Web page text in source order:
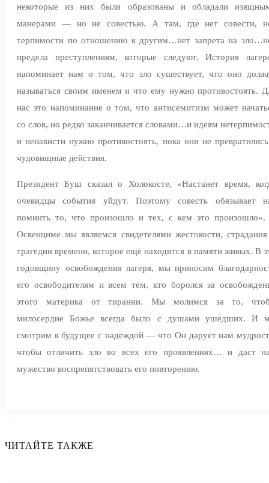
некоторые из них были образованы и обладали
манерами — но не совестью. А там, где нет совести,
терпимости по отношению к другим…нет запрета на
предела преступлениям, которые следуют. История
напоминает нам о том, что зло существует, что оно
называться своим именем и что ему нужно противостоять.
нас это напоминание о том, что антисемитизм может
со слов, но редко заканчивается словами…и идеям
и ненависти нужно противостоять, пока они не
чудовищные действия.
Президент Буш сказал о Холокосте, «Настанет время,
очевидцы события уйдут. Поэтому совесть обязывает
помнить то, что произошло и тех, с кем это
Освенциме мы являемся свидетелями жестокости,
трагедии времени, которое ещё находится в памяти живых. В
годовщину освобождения лагеря, мы приносим
его освободителям и всем тем, кто боролся за
этого материка от тирании. Мы молимся за то,
милосердие Божье всегда было с душами ушедших. И
смотрим в будущее с надеждой — что Он дарует нам
чтобы отличить зло во всех его проявлениях… и даст
мужество воспрепятствовать его повторению.
ЧИТАЙТЕ ТАКЖЕ